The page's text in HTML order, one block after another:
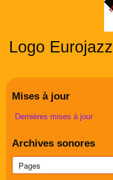
Logo Eurojazz
Mises à jour
Dernières mises à jour
Archives sonores